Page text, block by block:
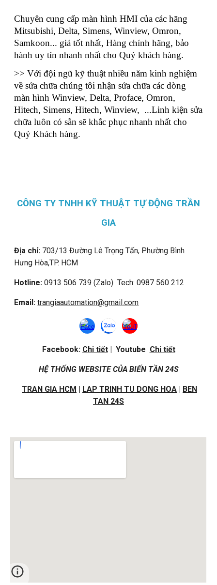
Chuyên cung cấp màn hình HMI của các hãng
Mitsubishi, Delta, Simens, Winview, Omron,
Samkoon... giá tốt nhất, Hàng chính hãng, bảo
hành uy tín nhanh nhất cho Quý khách hàng.
>> Với đội ngũ kỹ thuật nhiều năm kinh nghiệm
về sửa chữa chúng tôi nhận sửa chữa các dòng
màn hình Winview, Delta, Proface, Omron,
Hitech, Simens, Hitech, Winview, ...Linh kiện sửa
chữa luôn có sẵn sẽ khắc phục nhanh nhất cho
Quý Khách hàng.
CÔNG TY TNHH KỸ THUẬT TỰ ĐỘNG TRẦN
GIA
Địa chỉ: 703/13 Đường Lê Trọng Tấn, Phường Bình
Hưng Hòa,TP. HCM
Hotline: 0913 506 739 (Zalo) Tech: 0987 560 212
Email:trangiaautomation@gmail.com
Facebook: Chi tiết| Youtube Chi tiết
HỆ THỐNG WEBSITE CỦA BIẾN TẦN 24S
TRAN GIA HCM | LAP TRINH TU DONG HOA | BEN
TAN 24S